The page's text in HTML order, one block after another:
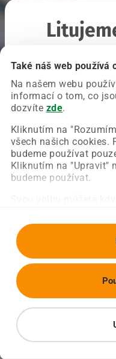
Také náš web používá
Na našem webu
informací o tom, co
dozvíte zde.
Kliknutím na
všech našich cookies.
budeme používat
Kliknutím na "Upravit"
budeme používat.
Chyba nastala na
Zkuste prosím
Obnovit stránku